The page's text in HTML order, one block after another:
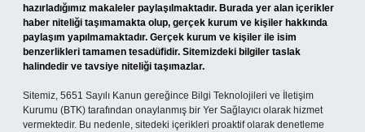
hazırladığımız makaleler paylaşılmaktadır. Burada yer alan içerikler
haber niteliği taşımamakta olup, gerçek kurum ve kişiler hakkında
paylaşım yapılmamaktadır. Gerçek kurum ve kişiler ile isim
benzerlikleri tamamen tesadüfidir. Sitemizdeki bilgiler taslak
halindedir ve tavsiye niteliği taşımazlar.
Sitemiz, 5651 Sayılı Kanun gereğince Bilgi Teknolojileri ve İletişim
Kurumu (BTK) tarafından onaylanmış bir Yer Sağlayıcı olarak hizmet
vermektedir. Bu nedenle, sitedeki içerikleri proaktif olarak denetleme